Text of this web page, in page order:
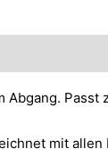
Abgang.
mit